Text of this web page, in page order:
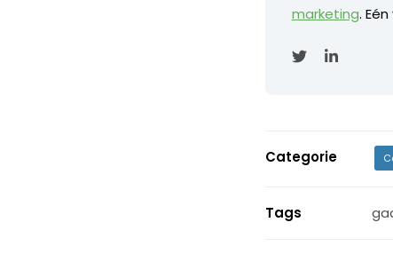
marketing.
Categorie
Tags